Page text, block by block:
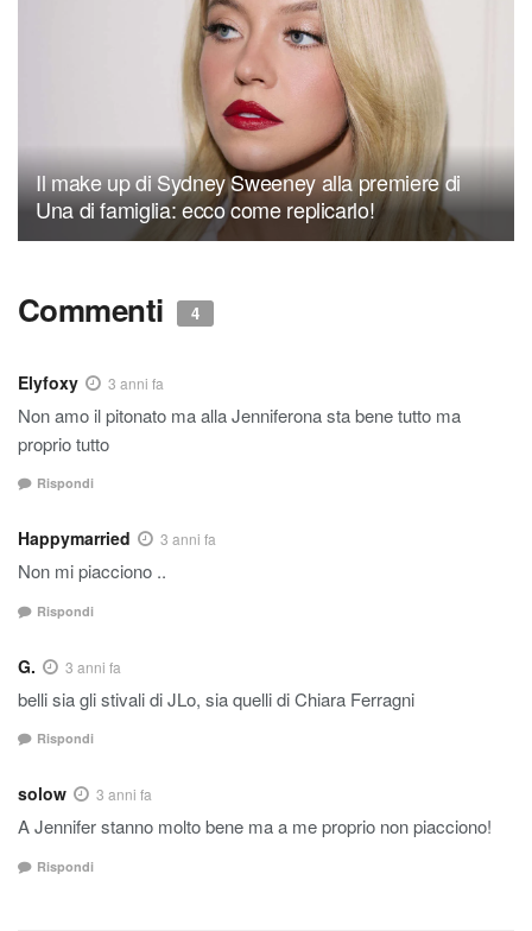
Il make up di Sydney Sweeney alla premiere di
Una di famiglia: ecco come replicarlo!
Commenti 4
Elyfoxy 3 anni fa
Non amo il pitonato ma alla Jenniferona sta bene tutto ma
proprio tutto
Rispondi
Happymarried 3 anni fa
Non mi piacciono ..
Rispondi
G. 3 anni fa
belli sia gli stivali di JLo, sia quelli di Chiara Ferragni
Rispondi
solow 3 anni fa
A Jennifer stanno molto bene ma a me proprio non piacciono!
Rispondi